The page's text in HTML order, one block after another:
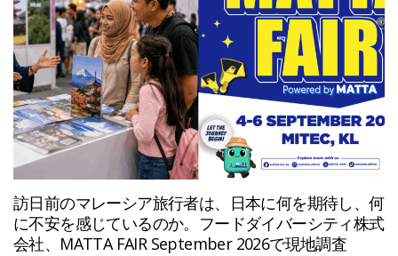
訪日前のマレーシア旅行者は、日本に何を期待し、何
に不安を感じているのか。フードダイバーシティ株式
会社、MATTA FAIR September 2026で現地調査